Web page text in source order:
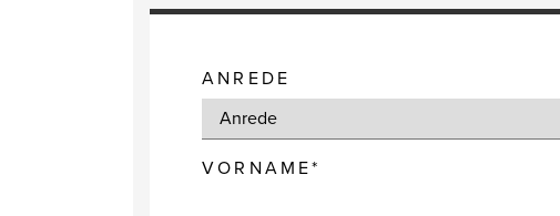
ANREDE
VORNAME*